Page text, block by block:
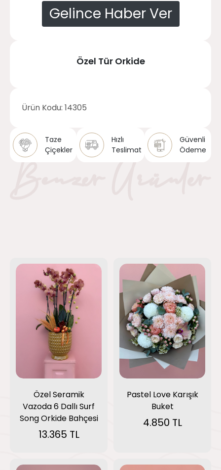
Gelince Haber Ver
Özel Tür Orkide
Ürün Kodu: 14305
Taze
Çiçekler
Hızlı
Teslimat
Güvenli
Ödeme
Özel Seramik
Vazoda 6 Dallı Surf
Song Orkide Bahçesi
13.365 TL
Pastel Love Karışık
Buket
4.850 TL